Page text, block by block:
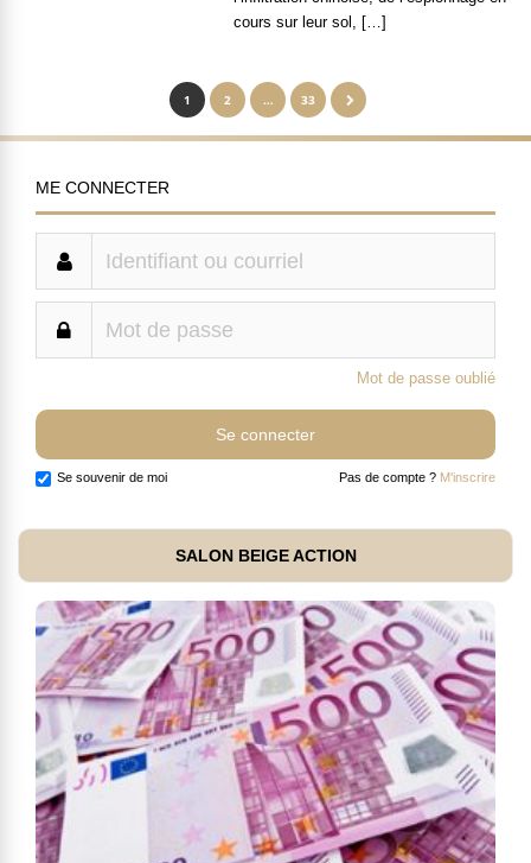
cours sur leur sol, […]
1 2 … 33
ME CONNECTER
Mot de passe oublié
Se souvenir de moi Pas de compte ? M'inscrire
SALON BEIGE ACTION